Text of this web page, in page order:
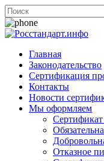
Главная
Законодательство
Сертификация
Контакты
Новости
Мы оформляем
Сертификат
Отказное